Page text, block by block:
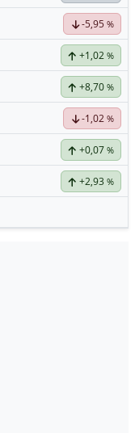
-5,95 %
+1,02 %
+8,70 %
-1,02 %
+0,07 %
+2,93 %